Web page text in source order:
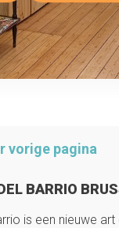
vorige pagina
BARRIO
is een nieuwe